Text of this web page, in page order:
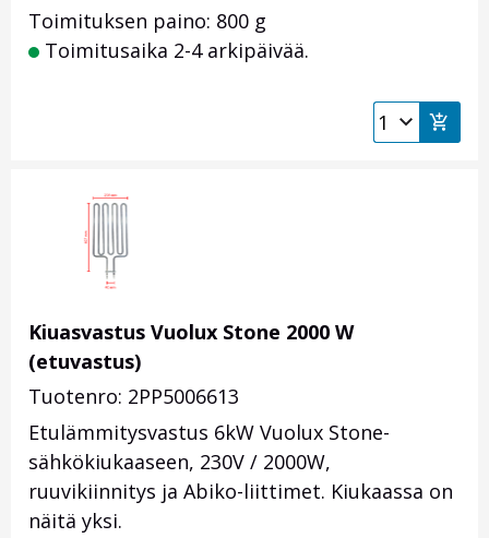
Toimituksen paino: 800 g
Toimitusaika 2-4 arkipäivää.
Kiuasvastus Vuolux Stone 2000 W
(etuvastus)
Tuotenro: 2PP5006613
Etulämmitysvastus 6kW Vuolux Stone-
sähkökiukaaseen, 230V / 2000W,
ruuvikiinnitys ja Abiko-liittimet. Kiukaassa on
näitä yksi.